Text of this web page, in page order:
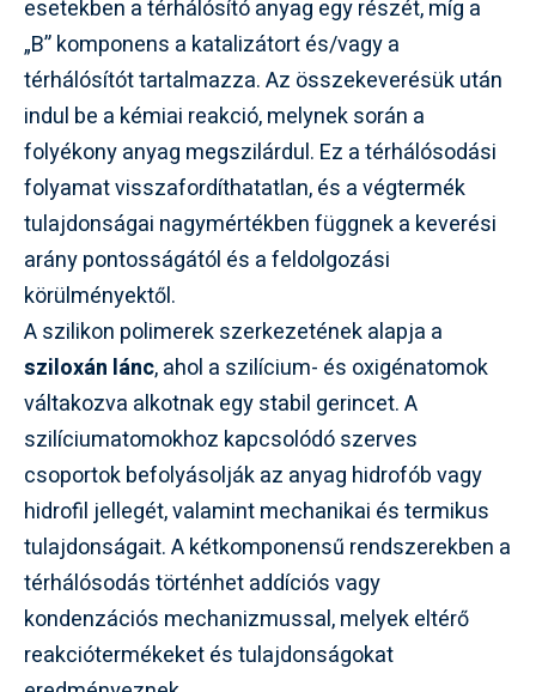
esetekben a térhálósító anyag egy részét, míg a
„B” komponens a katalizátort és/vagy a
térhálósítót tartalmazza. Az összekeverésük után
indul be a kémiai reakció, melynek során a
folyékony anyag megszilárdul. Ez a térhálósodási
folyamat visszafordíthatatlan, és a végtermék
tulajdonságai nagymértékben függnek a keverési
arány pontosságától és a feldolgozási
körülményektől.
A szilikon polimerek szerkezetének alapja a
sziloxán lánc, ahol a szilícium- és oxigénatomok
váltakozva alkotnak egy stabil gerincet. A
szilíciumatomokhoz kapcsolódó szerves
csoportok befolyásolják az anyag hidrofób vagy
hidrofil jellegét, valamint mechanikai és termikus
tulajdonságait. A kétkomponensű rendszerekben a
térhálósodás történhet addíciós vagy
kondenzációs mechanizmussal, melyek eltérő
reakciótermékeket és tulajdonságokat